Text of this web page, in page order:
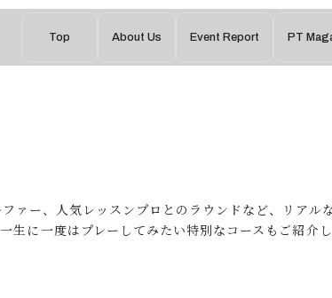
Top About Us Event Report PT
/ Event Report
ァー、人気レッスンプロとのラウンドなど、リアル
生に一度はプレーしてみたい特別なコースもご紹介